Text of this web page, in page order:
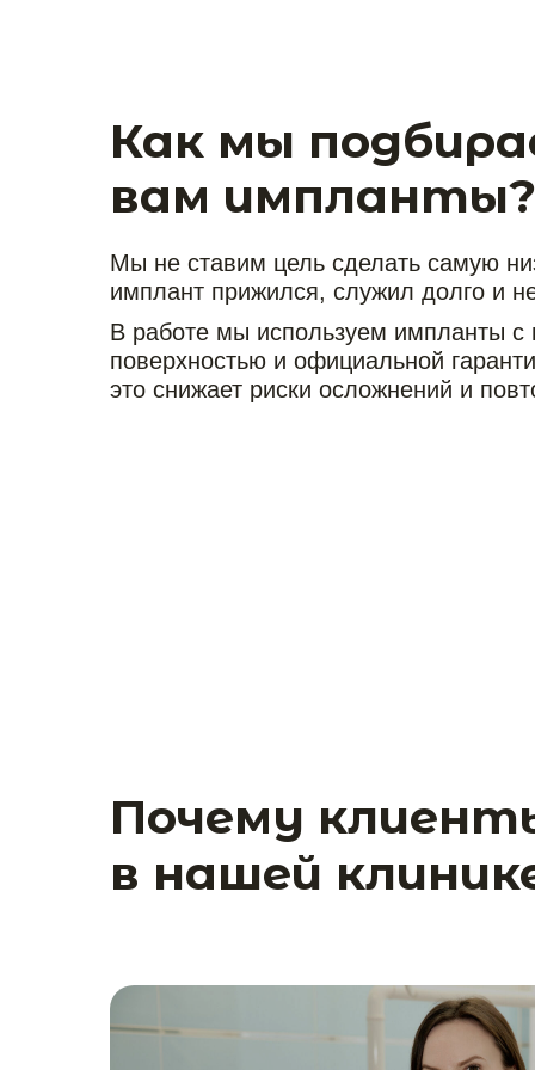
Как мы
вам импланты?
В работе мы используем импланты
поверхностью и официальной
это снижает риски осложнений и
Мы не ставим цель сделать самую
имплант прижился, служил долго и
Почему
в нашей